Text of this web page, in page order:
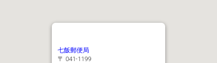
七飯郵便局
〒 041-1199